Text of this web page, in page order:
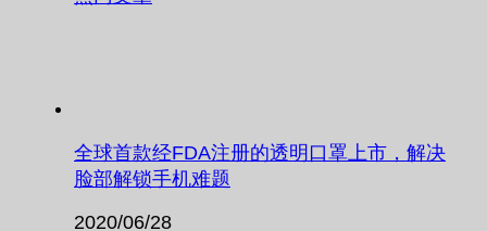
全球首款经FDA注册的透明口罩上市，解决
脸部解锁手机难题
2020/06/28